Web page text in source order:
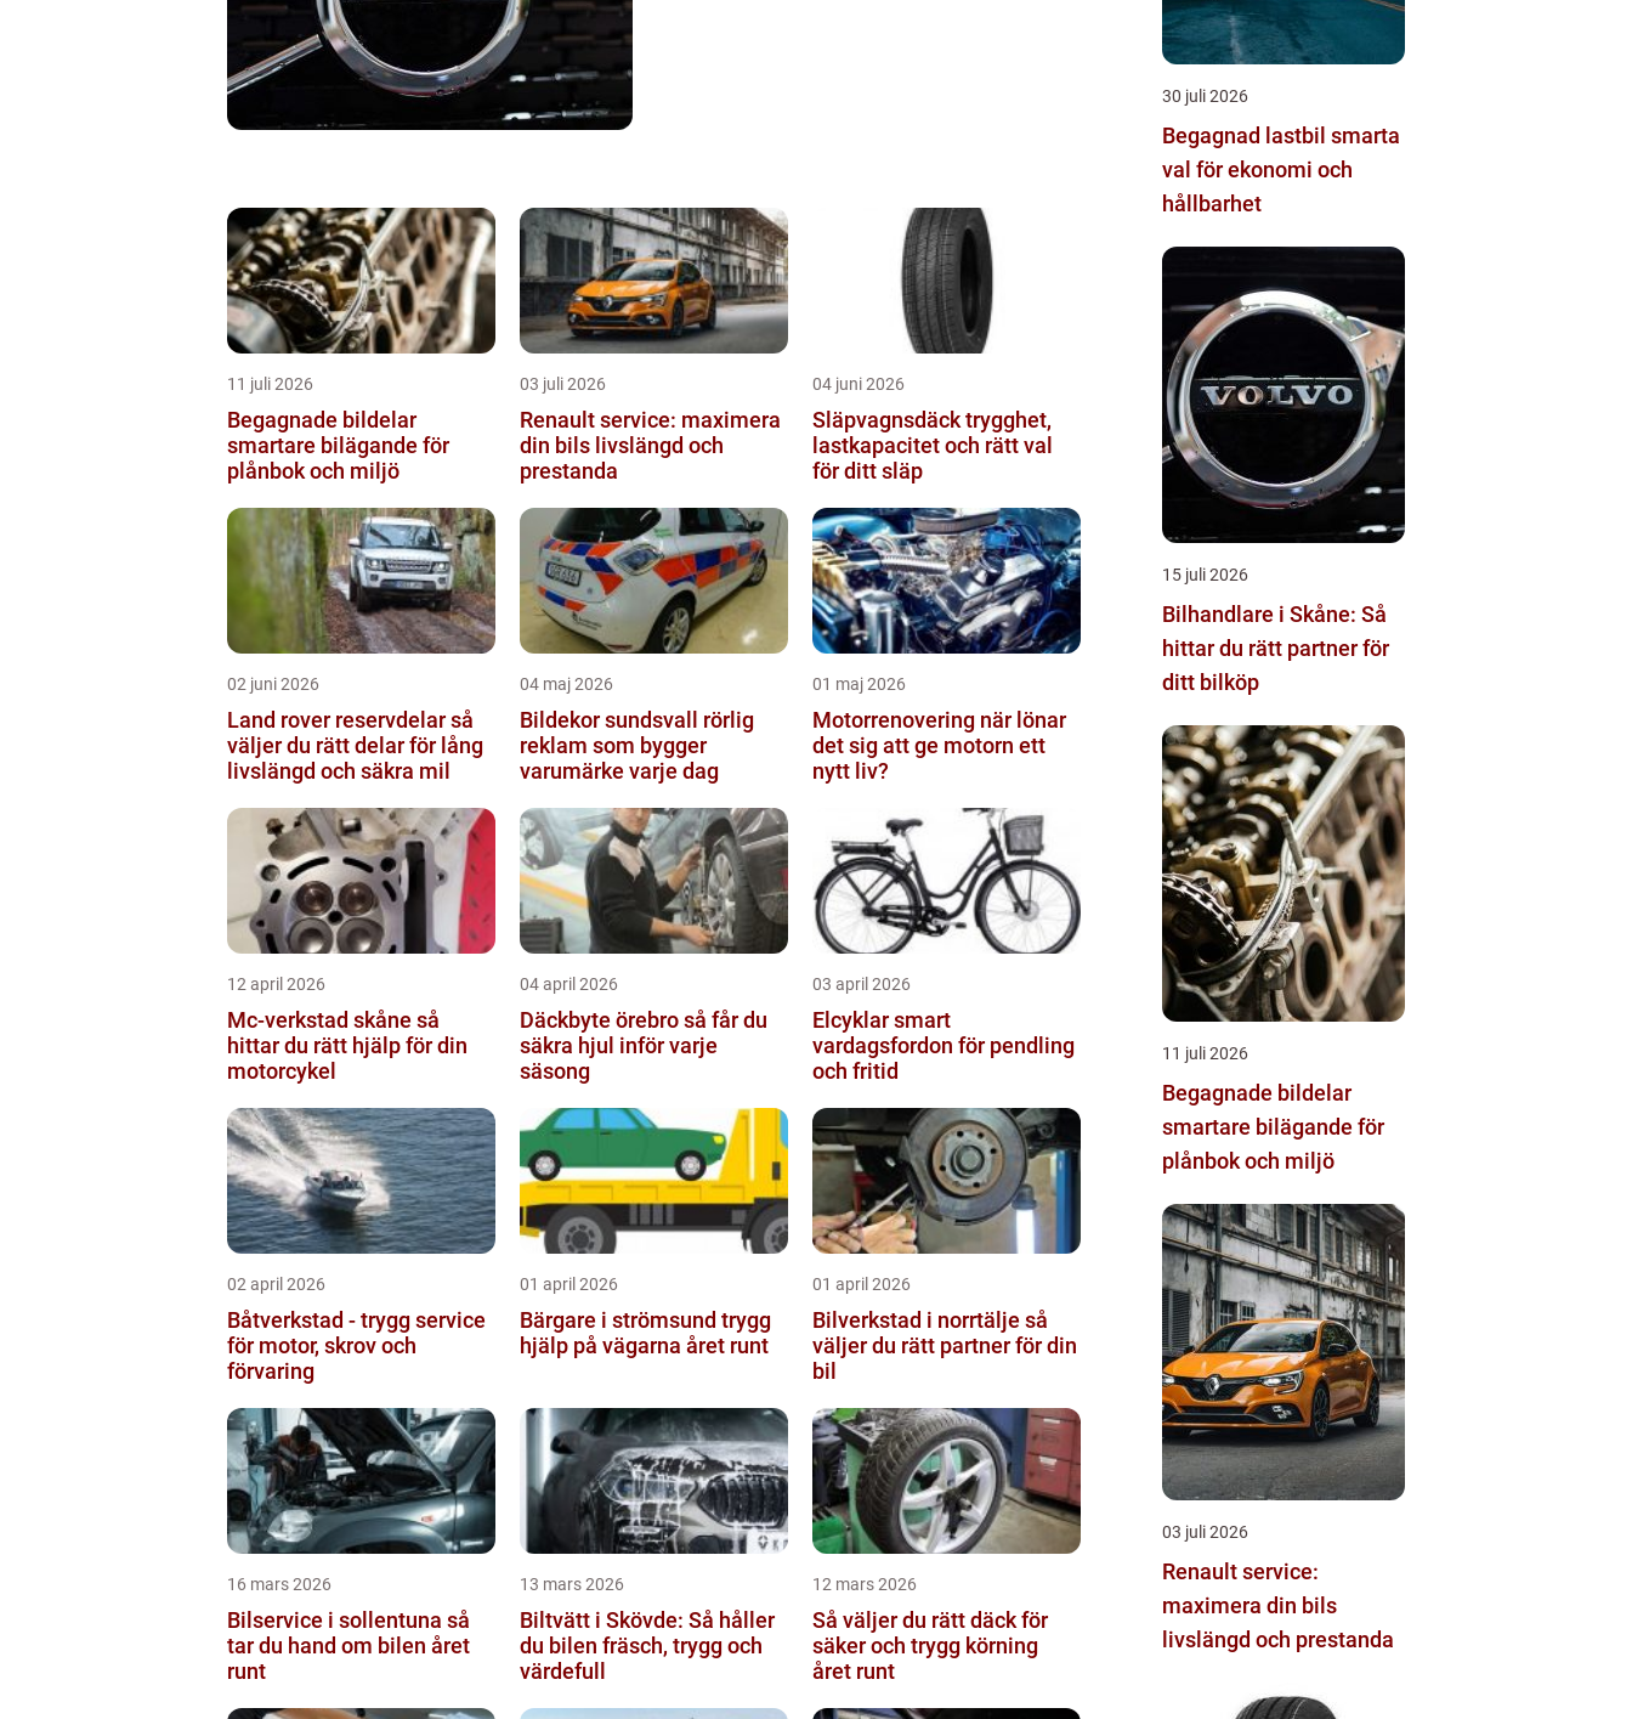
11 juli 2026
Begagnade bildelar
smartare bilägande för
plånbok och miljö
03 juli 2026
Renault service: maximera
din bils livslängd och
prestanda
04 juni 2026
Släpvagnsdäck trygghet,
lastkapacitet och rätt val
för ditt släp
02 juni 2026
Land rover reservdelar så
väljer du rätt delar för lång
livslängd och säkra mil
04 maj 2026
Bildekor sundsvall rörlig
reklam som bygger
varumärke varje dag
01 maj 2026
Motorrenovering när lönar
det sig att ge motorn ett
nytt liv?
12 april 2026
Mc-verkstad skåne så
hittar du rätt hjälp för din
motorcykel
04 april 2026
Däckbyte örebro så får du
säkra hjul inför varje
säsong
03 april 2026
Elcyklar smart
vardagsfordon för pendling
och fritid
02 april 2026
Båtverkstad - trygg service
för motor, skrov och
förvaring
01 april 2026
Bärgare i strömsund trygg
hjälp på vägarna året runt
01 april 2026
Bilverkstad i norrtälje så
väljer du rätt partner för din
bil
16 mars 2026
Bilservice i sollentuna så
tar du hand om bilen året
runt
13 mars 2026
Biltvätt i Skövde: Så håller
du bilen fräsch, trygg och
värdefull
12 mars 2026
Så väljer du rätt däck för
säker och trygg körning
året runt
30 juli 2026
Begagnad lastbil smarta
val för ekonomi och
hållbarhet
15 juli 2026
Bilhandlare i Skåne: Så
hittar du rätt partner för
ditt bilköp
11 juli 2026
Begagnade bildelar
smartare bilägande för
plånbok och miljö
03 juli 2026
Renault service:
maximera din bils
livslängd och prestanda